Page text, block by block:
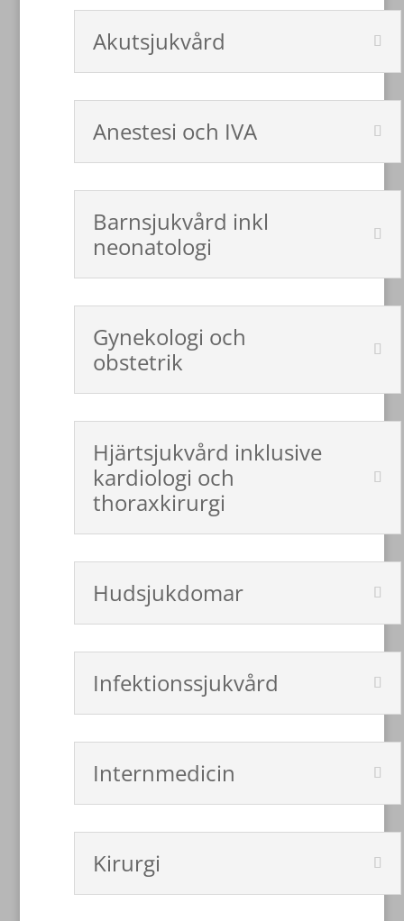
Akutsjukvård
Anestesi och IVA
Barnsjukvård inkl
neonatologi
Gynekologi och
obstetrik
Hjärtsjukvård inklusive
kardiologi och
thoraxkirurgi
Hudsjukdomar
Infektionssjukvård
Internmedicin
Kirurgi